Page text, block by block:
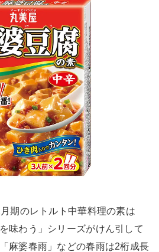
期のレトルト中華料理の素は
味わう」シリーズがけん引して
麻婆春雨」などの春雨は2桁成長